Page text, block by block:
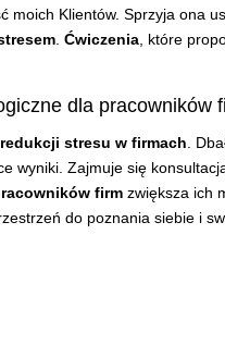
moich Klientów. Sprzyja ona
.Ćwiczenia, które
dla pracowników
stresu w firmach.
wyniki. Zajmuje się
firm zwiększa ich
do poznania siebie i